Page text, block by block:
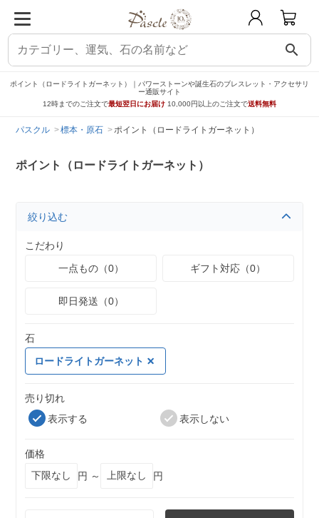
search
ポイント（ロードライトガーネット）｜パワーストーンや誕生石のブレスレット・アクセサリ
ー通販サイト
12時までのご注文で最短翌日にお届け 10,000円以上のご注文で送料無料
パスクル 標本・原石 ポイント（ロードライトガーネット）
ポイント（ロードライトガーネット）
絞り込む
こだわり
一点もの（0）
ギフト対応（0）
即日発送（0）
石
ロードライトガーネット
売り切れ
表示する
表示しない
価格
円 ～
円